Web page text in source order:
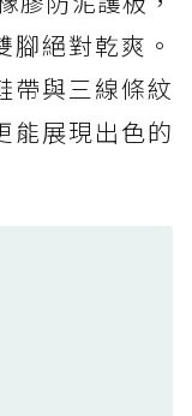
Access：
健走鞋雨天必備
Access：
走鞋雨天必備
絕對乾爽。
帶與三線條紋
能展現出色的